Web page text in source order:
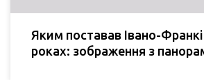
Яким поставав Івано-
роках: зображення з